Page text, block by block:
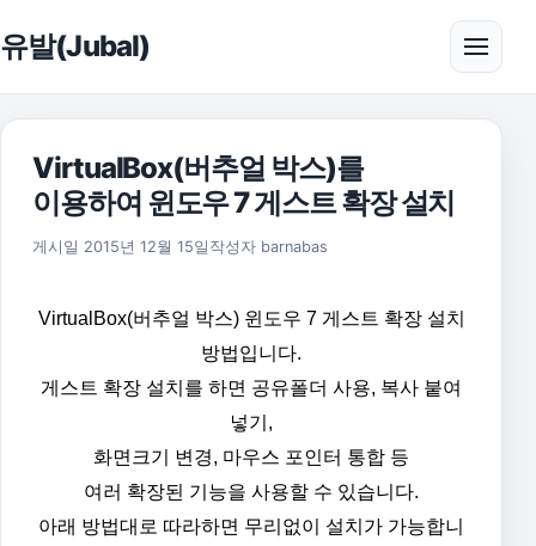
유발(Jubal) 메뉴
VirtualBox(버추얼 박스)를
이용하여 윈도우 7 게스트 확장 설치
게시일 2015년 12월 15일 2015년 12월 16일
작성자 barnabas
VirtualBox(버추얼 박스) 윈도우 7 게스트 확장 설치
방법입니다.
게스트 확장 설치를 하면 공유폴더 사용, 복사 붙여
넣기,
화면크기 변경, 마우스 포인터 통합 등
여러 확장된 기능을 사용할 수 있습니다.
아래 방법대로 따라하면 무리없이 설치가 가능합니